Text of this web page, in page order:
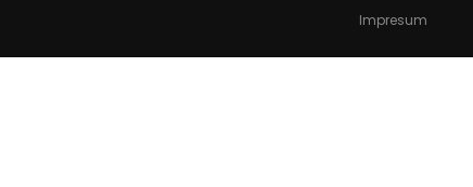
Impresum